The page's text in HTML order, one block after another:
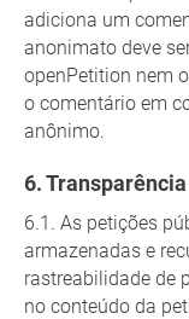
adiciona um
anonimato deve
openPetition nem
o comentário em
anônimo.
Transparência
As petições
armazenadas e
rastreabilidade de
no conteúdo da